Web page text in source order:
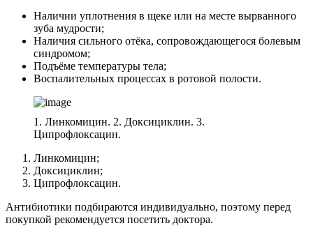
Наличии уплотнения в щеке или на месте вырванного
зуба мудрости;
Наличия сильного отёка, сопровождающегося болевым
синдромом;
Подъёме температуры тела;
Воспалительных процессах в ротовой полости.
1. Линкомицин. 2. Доксициклин. 3.
Ципрофлоксацин.
Линкомицин;
Доксициклин;
Ципрофлоксацин.
Антибиотики подбираются индивидуально, поэтому перед
покупкой рекомендуется посетить доктора.